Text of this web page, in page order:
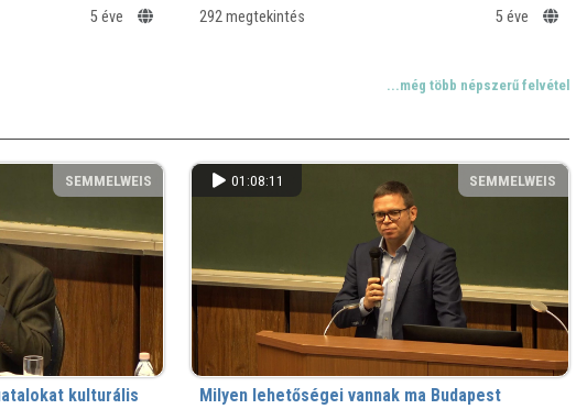
5 éve 292 megtekintés 5 éve
...még több népszerű felvétel
SEMMELWEIS
kulturális
01:08:11 SEMMELWEIS
Milyen lehetőségei vannak ma Budapest